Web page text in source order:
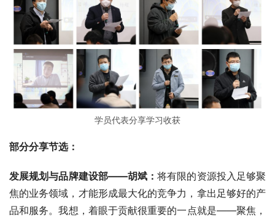
学员代表分享学习收获
部分分享节选：
发展规划与品牌建设部——胡斌：将有限的资源投入足够聚
焦的业务领域，才能形成最大化的竞争力，拿出足够好的产
品和服务。我想，着眼于贡献很重要的一点就是——聚焦，